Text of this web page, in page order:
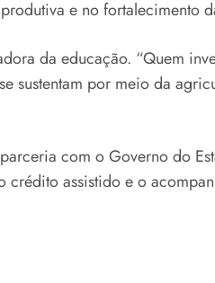
e no fortalecimento
da educação. “Quem
por meio da
com o Governo do
assistido e o